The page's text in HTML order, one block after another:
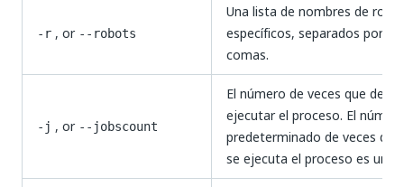
-r , or --robots
Una lista de nombres de
específicos, separados por
comas.
-j , or --jobscount
El número de veces que desea
ejecutar el proceso. El
predeterminado de veces que
se ejecuta el proceso es una.